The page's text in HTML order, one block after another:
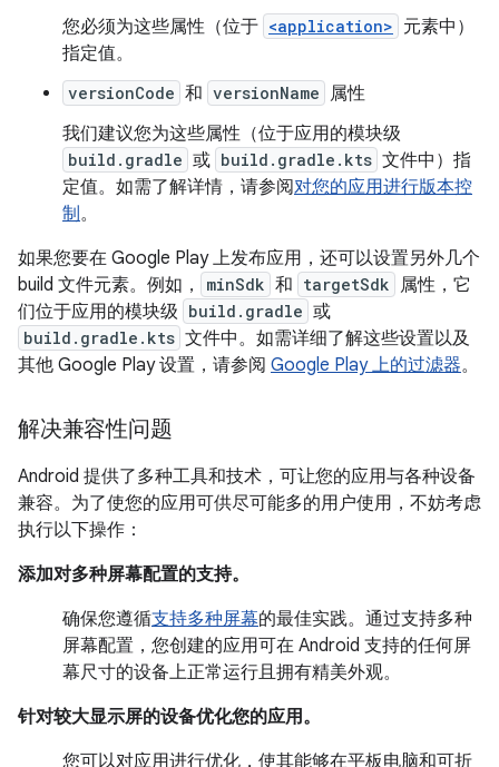
您必须为这些属性（位于 <application> 元素中）
指定值。
versionCode 和 versionName 属性
我们建议您为这些属性（位于应用的模块级
build.gradle 或 build.gradle.kts 文件中）指
定值。如需了解详情，请参阅对您的应用进行版本控
制。
如果您要在 Google Play 上发布应用，还可以设置另外几个
build 文件元素。例如，
minSdk 和 targetSdk 属性，它
们位于应用的模块级 build.gradle 或
build.gradle.kts 文件中。如需详细了解这些设置以及
其他 Google Play 设置，请参阅 Google Play 上的过滤器。
解决兼容性问题
Android 提供了多种工具和技术，可让您的应用与各种设备
兼容。为了使您的应用可供尽可能多的用户使用，不妨考虑
执行以下操作：
添加对多种屏幕配置的支持。
确保您遵循支持多种屏幕的最佳实践。通过支持多种
屏幕配置，您创建的应用可在 Android 支持的任何屏
幕尺寸的设备上正常运行且拥有精美外观。
针对较大显示屏的设备优化您的应用。
您可以对应用进行优化，使其能够在平板电脑和可折